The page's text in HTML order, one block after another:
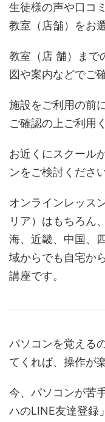
生徒様の声や口コ
教室（店舗）をお
教室（店 舗）まで
図や案内などでご
施設をご利用の前
ご確認の上ご利用
お近くにスクール
ンをご検討ください
オンラインレッス
リア）はもちろん
海、近畿、中国、
域からでも自宅か
講座です。
パソコンを覚える
てくれば、操作が
今、パソコンが苦
ハのLINE友達登録